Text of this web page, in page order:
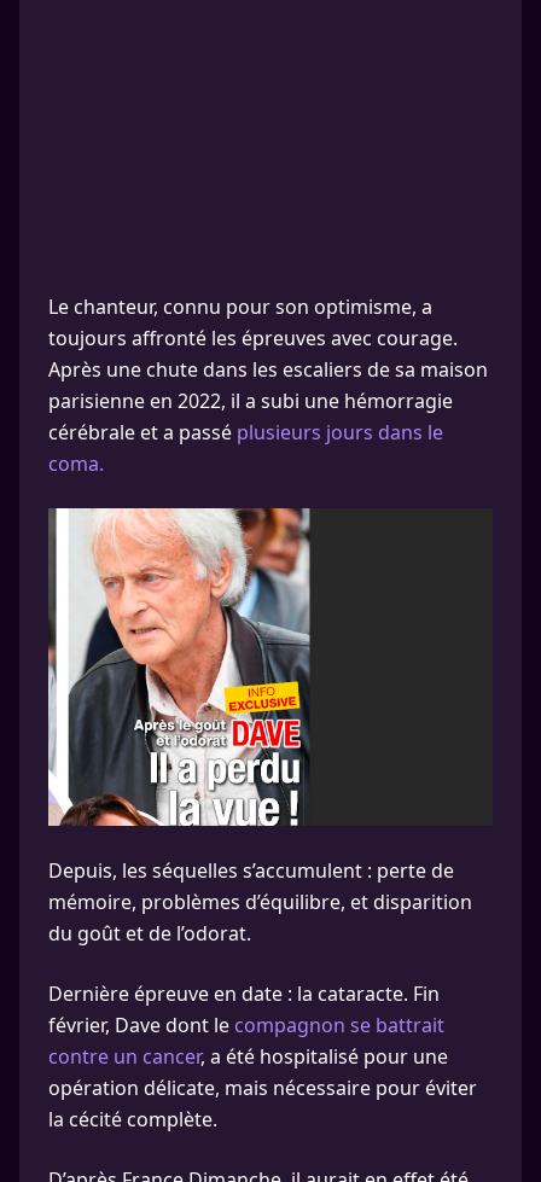
Le chanteur, connu pour son optimisme, a
toujours affronté les épreuves avec courage.
Après une chute dans les escaliers de sa maison
parisienne en 2022, il a subi une hémorragie
cérébrale et a passé plusieurs jours dans le
coma.
Depuis, les séquelles s’accumulent : perte de
mémoire, problèmes d’équilibre, et disparition
du goût et de l’odorat.
Dernière épreuve en date : la cataracte. Fin
février, Dave dont le compagnon se battrait
contre un cancer, a été hospitalisé pour une
opération délicate, mais nécessaire pour éviter
la cécité complète.